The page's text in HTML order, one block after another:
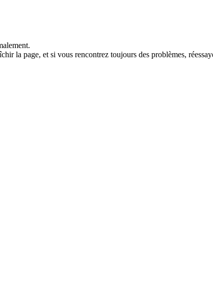
la page, et si vous rencontrez toujours des problèmes,